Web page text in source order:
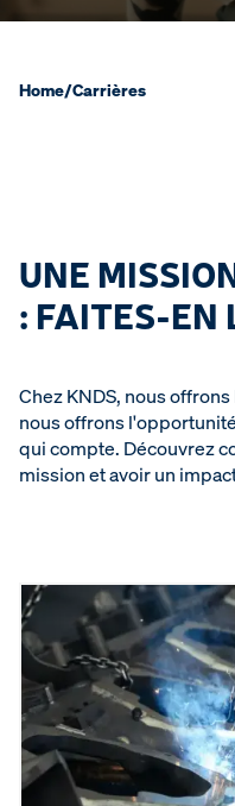
Home/Carrières
UNE
: FAITES-EN
Chez KNDS, nous
nous offrons
qui compte. Découvrez
mission et avoir un